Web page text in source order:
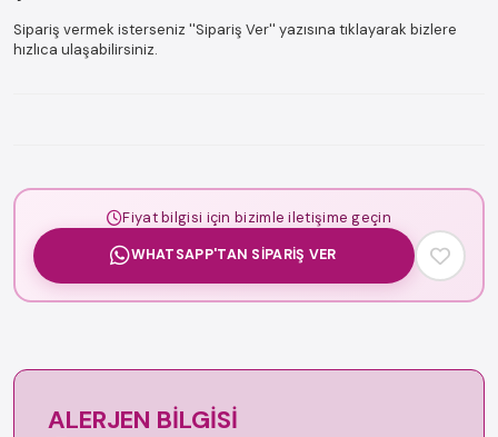
Sipariş vermek isterseniz ''Sipariş Ver'' yazısına tıklayarak bizlere
hızlıca ulaşabilirsiniz.
Fiyat bilgisi için bizimle iletişime geçin
WHATSAPP'TAN SIPARIŞ VER
ALERJEN BILGISI